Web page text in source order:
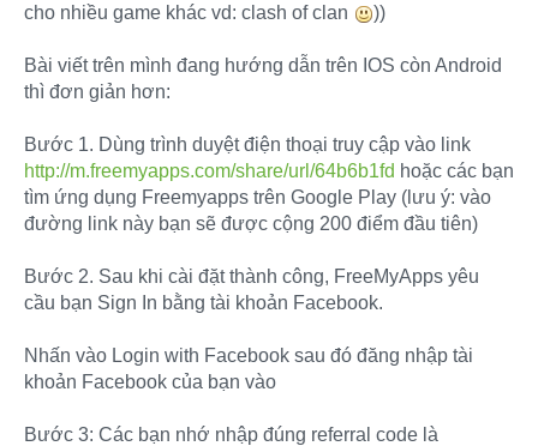
cho nhiều game khác vd: clash of clan
))
Bài viết trên mình đang hướng dẫn trên IOS còn Android
thì đơn giản hơn:
Bước 1. Dùng trình duyệt điện thoại truy cập vào link
http://m.freemyapps.com/share/url/64b6b1fd hoặc các bạn
tìm ứng dụng Freemyapps trên Google Play (lưu ý: vào
đường link này bạn sẽ được cộng 200 điểm đầu tiên)
Bước 2. Sau khi cài đặt thành công, FreeMyApps yêu
cầu bạn Sign In bằng tài khoản Facebook.
Nhấn vào Login with Facebook sau đó đăng nhập tài
khoản Facebook của bạn vào
Bước 3: Các bạn nhớ nhập đúng referral code là